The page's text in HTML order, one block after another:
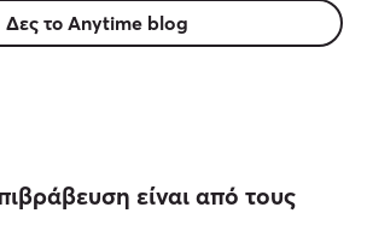
Δες το Anytime blog
είναι από τους